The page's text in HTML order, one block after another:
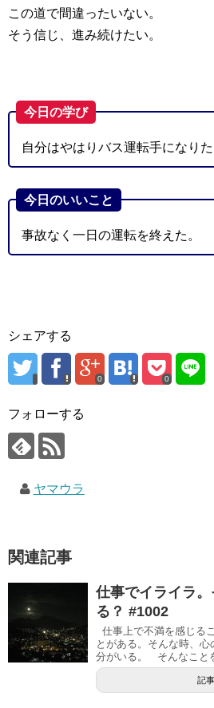
この道で間違ったいない。
そう信じ、進み続けたい。
今日の学び
自分はやはりバス運転手になりた
今日のいいこと
事故なく一日の運転を終えた。
シェアする
0 0
フォローする
ヤマウラ
関連記事
仕事でイライラ
る？ #1002
仕事上で不満を感じる
とがある。そんな時、
分がいる。 そんなこと
記